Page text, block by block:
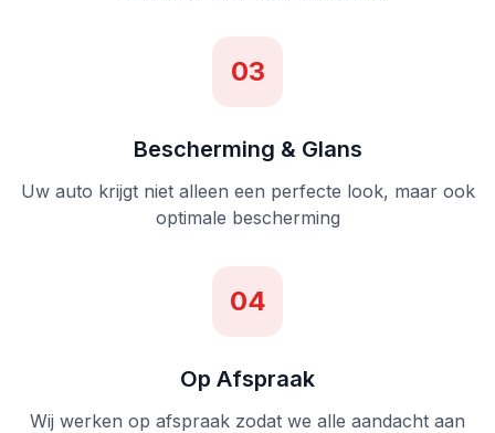
03
Bescherming & Glans
Uw auto krijgt niet alleen een perfecte look, maar ook
optimale bescherming
04
Op Afspraak
Wij werken op afspraak zodat we alle aandacht aan